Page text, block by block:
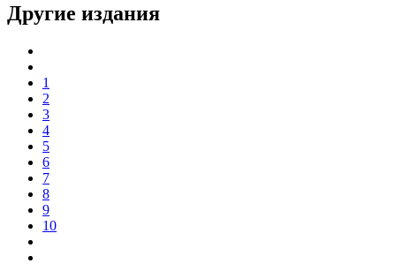
Другие издания
1
2
3
4
5
6
7
8
9
10